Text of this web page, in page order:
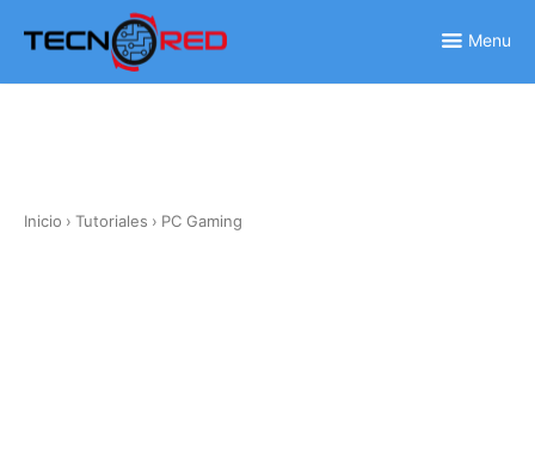
content
Menu
Inicio › Tutoriales › PC Gaming